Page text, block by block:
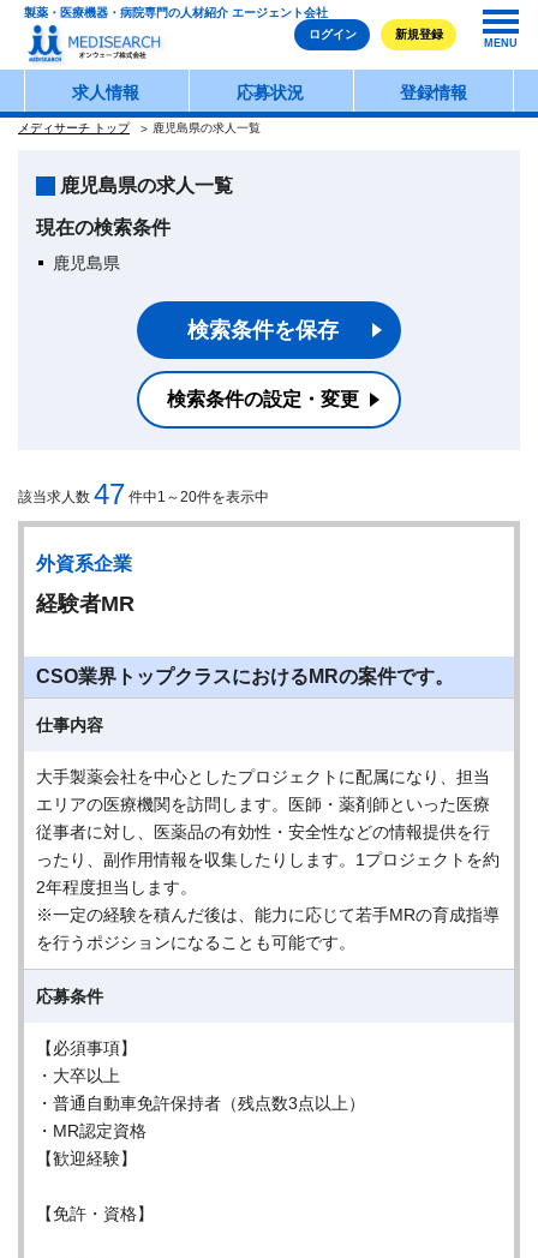
製薬・医療機器・病院専門の人材紹介 エージェント会社
ログイン
新規登録
MENU
求人情報 応募状況 登録情報
メディサーチ トップ 鹿児島県の求人一覧
鹿児島県の求人一覧
現在の検索条件
鹿児島県
検索条件を保存
検索条件の設定・変更
該当求人数 47 件中1～20件を表示中
外資系企業
経験者MR
CSO業界トップクラスにおけるMRの案件です。
仕事内容
大手製薬会社を中心としたプロジェクトに配属になり、担当
エリアの医療機関を訪問します。医師・薬剤師といった医療
従事者に対し、医薬品の有効性・安全性などの情報提供を行
ったり、副作用情報を収集したりします。1プロジェクトを約
2年程度担当します。
※一定の経験を積んだ後は、能力に応じて若手MRの育成指導
を行うポジションになることも可能です。
応募条件
【必須事項】
・大卒以上
・普通自動車免許保持者（残点数3点以上）
・MR認定資格
【歓迎経験】
【免許・資格】